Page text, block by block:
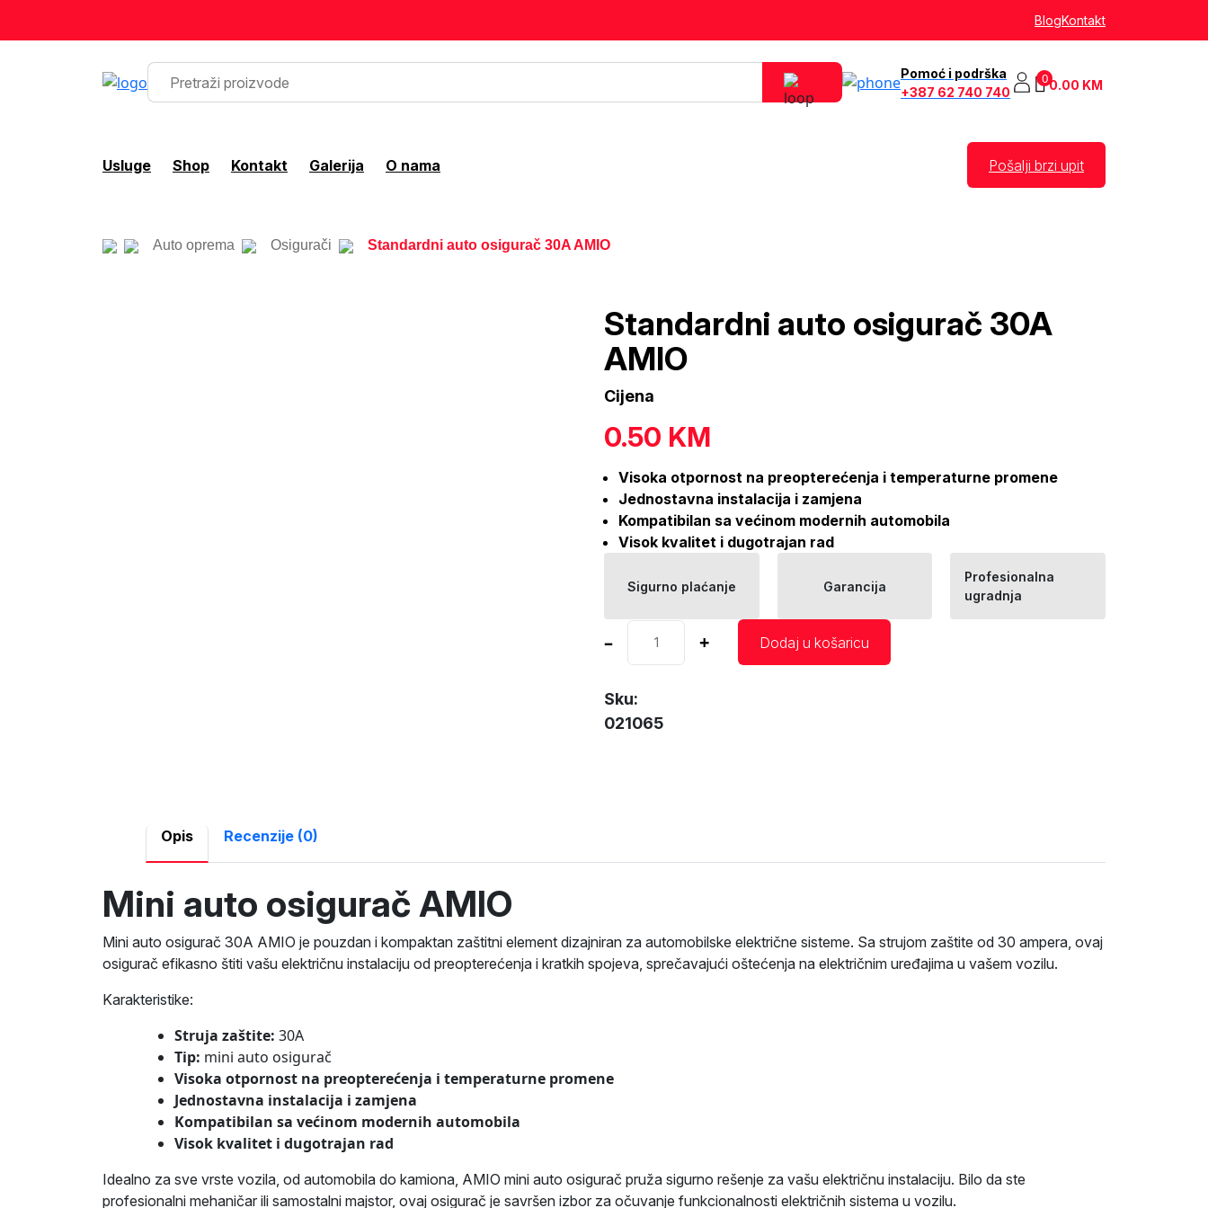
BlogKontakt
Pomoć i podrška
+387 62 740 740
0.00 KM
0
Usluge Shop Kontakt Galerija O nama Pošalji brzi upit
Auto oprema Osigurači Standardni auto osigurač 30A AMIO
Standardni auto osigurač 30A
AMIO
Cijena
0.50 KM
Visoka otpornost na preopterećenja i temperaturne promene
Jednostavna instalacija i zamjena
Kompatibilan sa većinom modernih automobila
Visok kvalitet i dugotrajan rad
Sigurno plaćanje Garancija
Profesionalna
ugradnja
– Standardni
auto
30A
AMIO
+ Dodaj u košaricu
Sku:
021065
Opis Recenzije (0)
Mini auto osigurač AMIO
Mini auto osigurač 30A AMIO je pouzdan i kompaktan zaštitni element dizajniran za automobilske električne sisteme. Sa strujom zaštite od 30 ampera, ovaj
osigurač efikasno štiti vašu električnu instalaciju od preopterećenja i kratkih spojeva, sprečavajući oštećenja na električnim uređajima u vašem vozilu.
Karakteristike:
Struja zaštite: 30A
Tip: mini auto osigurač
Visoka otpornost na preopterećenja i temperaturne promene
Jednostavna instalacija i zamjena
Kompatibilan sa većinom modernih automobila
Visok kvalitet i dugotrajan rad
Idealno za sve vrste vozila, od automobila do kamiona, AMIO mini auto osigurač pruža sigurno rešenje za vašu električnu instalaciju. Bilo da ste
profesionalni mehaničar ili samostalni majstor, ovaj osigurač je savršen izbor za očuvanje funkcionalnosti električnih sistema u vozilu.